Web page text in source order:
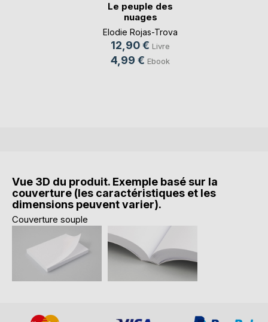
Le peuple des
nuages
Elodie Rojas-Trova
12,90 € Livre
4,99 € Ebook
Vue 3D du produit. Exemple basé sur la
couverture (les caractéristiques et les
dimensions peuvent varier).
Couverture souple